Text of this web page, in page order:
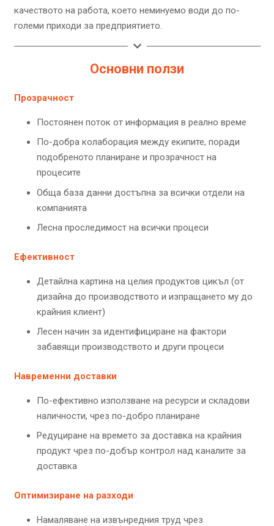
качеството на работа, което неминуемо води до по-
големи приходи за предприятието.
Основни ползи
Прозрачност
Постоянен поток от информация в реално време
По-добра колаборация между екипите, поради
подобреното планиране и прозрачност на
процесите
Обща база данни достъпна за всички отдели на
компанията
Лесна проследимост на всички процеси
Ефективност
Детайлна картина на целия продуктов цикъл (от
дизайна до производството и изпращането му до
крайния клиент)
Лесен начин за идентифициране на фактори
забавящи производството и други процеси
Навременни доставки
По-ефективно използване на ресурси и складови
наличности, чрез по-добро планиране
Редуциране на времето за доставка на крайния
продукт чрез по-добър контрол над каналите за
доставка
Оптимизиране на разходи
Намаляване на извънредния труд чрез